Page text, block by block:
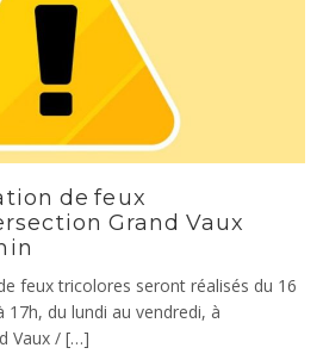
de feux
Grand Vaux
feux tricolores seront réalisés du 16
du lundi au vendredi, à
Vaux / […]